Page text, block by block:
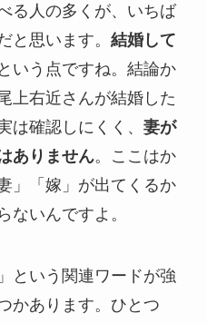
る人の多くが、いちば
と思います。 結婚して
いう点ですね。結論か
上右近さんが結婚した
は確認しにくく、 妻が
ありません。ここはか
」「嫁」が出てくるか
ないんですよ。
という関連ワードが強
かあります。ひとつ